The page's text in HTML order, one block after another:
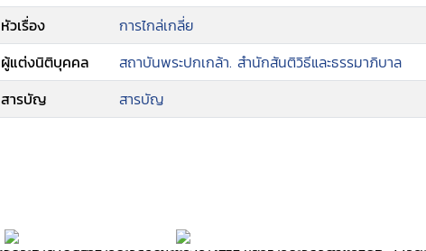
หัวเรื่อง
การไกล่เกลี่ย
ผู้แต่งนิติบุคคล
สถาบันพระปกเกล้า. สำนักสันติวิธีและธรรมาภิบาล
สารบัญ
สารบัญ